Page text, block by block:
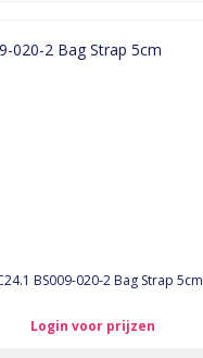
BS009-020-2 Bag Strap 5cm
Login voor prijzen